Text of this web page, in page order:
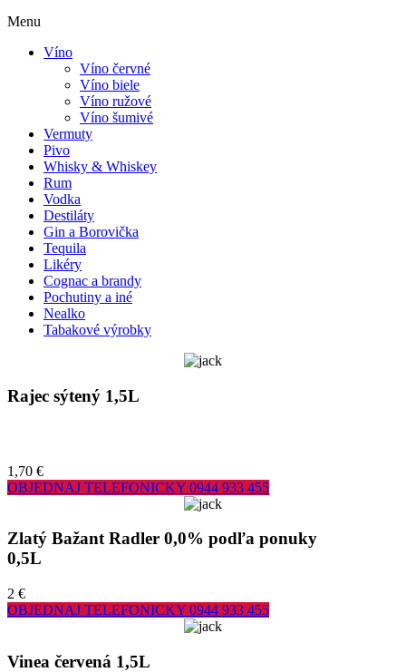
Menu
Víno
Víno červné
Víno biele
Víno ružové
Víno šumivé
Vermuty
Pivo
Whisky & Whiskey
Rum
Vodka
Destiláty
Gin a Borovička
Tequila
Likéry
Cognac a brandy
Pochutiny a iné
Nealko
Tabakové výrobky
Rajec sýtený 1,5L
1,70 €
OBJEDNAJ TELEFONICKY 0944 933 455
Zlatý Bažant Radler 0,0% podľa ponuky
0,5L
2 €
OBJEDNAJ TELEFONICKY 0944 933 455
Vinea červená 1,5L